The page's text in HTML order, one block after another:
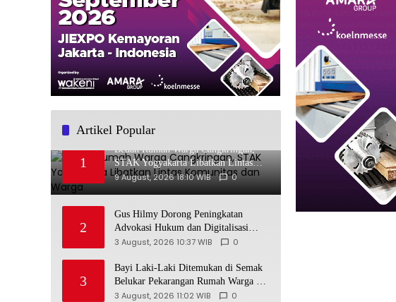
Artikel Popular
1
Bedah Rumah Warga Cangkringan,
STAK Yogyakarta Libatkan Lintas
Komunitas dan Warga
9 August, 2026 18:10 WIB 0
2
Gus Hilmy Dorong Peningkatan
Advokasi Hukum dan Digitalisasi
Gerakan Meningkatkan Kualitas PMII
3 August, 2026 10:37 WIB 0
3
Bayi Laki-Laki Ditemukan di Semak
Belukar Pekarangan Rumah Warga di
Semin, Tali Pusar Masih Menempel
3 August, 2026 11:02 WIB 0